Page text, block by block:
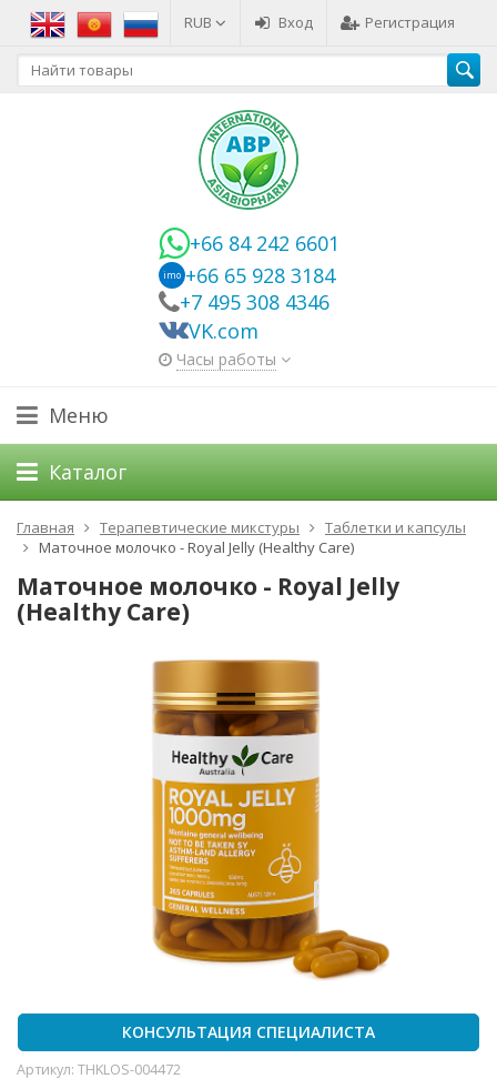
RUB Вход Регистрация
+66 84 242 6601
imo +66 65 928 3184
+7 495 308 4346
VK.com
Часы работы
Меню
Каталог
Главная Терапевтические микстуры
Таблетки и капсулы
Маточное молочко - Royal Jelly (Healthy Care)
Маточное молочко - Royal Jelly
(Healthy Care)
КОНСУЛЬТАЦИЯ СПЕЦИАЛИСТА
Артикул: THKLOS-004472